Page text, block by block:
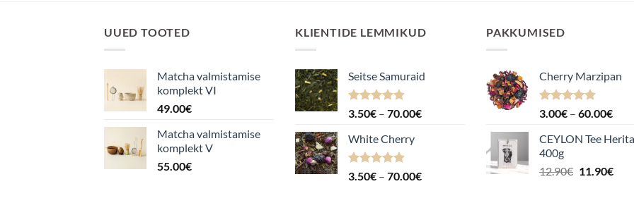
UUED TOOTED
Matcha valmistamise
komplekt VI
49.00€
Matcha valmistamise
komplekt V
55.00€
KLIENTIDE LEMMIKUD
Seitse Samuraid
Hinnanguga
3.50€ – 70.00€Hinnavahemik:
White Cherry
Hinnanguga
3.50€ – 70.00€Hinnavahemik:
PAKKUMISED
Cherry Marzipan
Hinnanguga
3.00€ – 60.00€
kuni
CEYLON Tee
400g
12.90€ Algne
11.90€